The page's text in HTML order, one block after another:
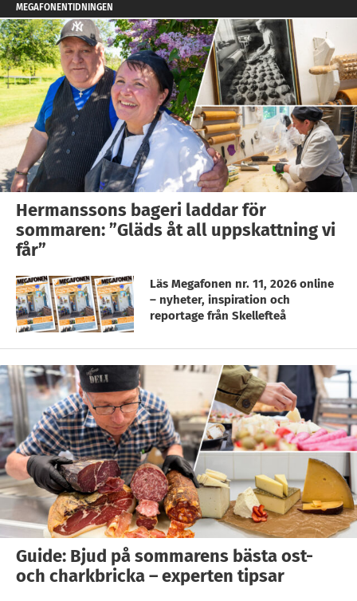
MEGAFONENTIDNINGEN
Hermanssons bageri laddar för
sommaren: ”Gläds åt all uppskattning vi
får”
Läs Megafonen nr. 11, 2026 online
– nyheter, inspiration och
reportage från Skellefteå
Guide: Bjud på sommarens bästa ost-
och charkbricka – experten tipsar